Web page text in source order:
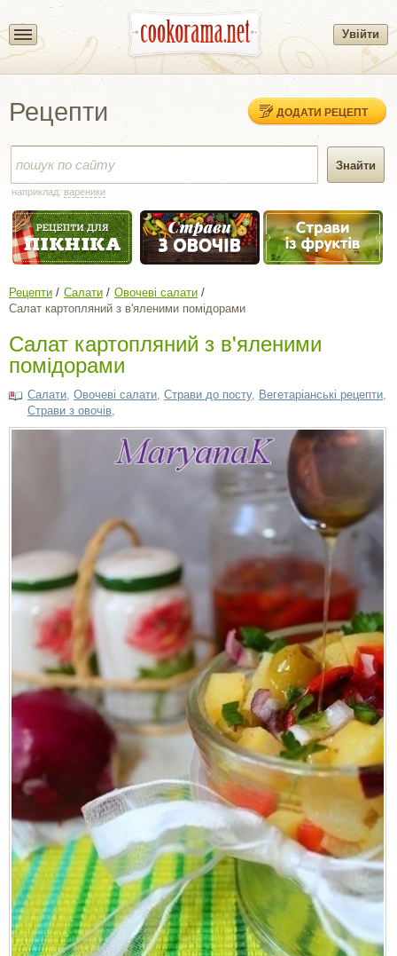
Увійти
Рецепти ДОДАТИ РЕЦЕПТ
наприклад: вареники
Рецепти Салати
Овочеві салати
Салат картопляний з в'яленими помідорами
Салат картопляний з в'яленими
помідорами
Салати Овочеві салати Страви до посту, Вегетаріанські рецепти
Страви з овочів